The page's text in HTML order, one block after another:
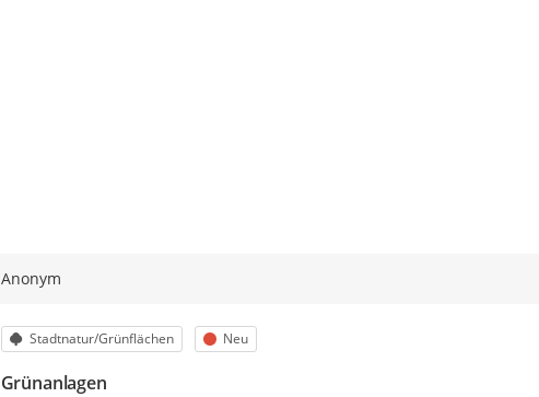
Anonym
Kategorie
Stadtnatur/Grünflächen Status
Neu
Grünanlagen